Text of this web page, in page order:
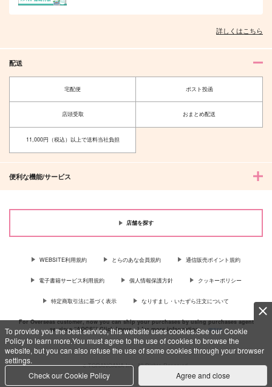
To provide you the best service, this website uses cookies.See our Cookie
Policy to learn more.You must agree to the use of cookies to browse the
website, but you can also refuse the use of some cookies through your browser
settings.
Check our Cookie Policy
Agree and close
デート行こ!
787円（税込）
乙骨憂太×禪院真希
サンプル
想ふ。 前編
五条悟×乙骨憂太
詳しくはこちら
配送
宅配便 ポスト投函
店頭受取 おまとめ配送
11,000円（税込）以上で送料当社負担
便利な機能/サービス
店舗を探す
WEBSITE利用規約 とらのあな会員規約 通信販売ポイント規約
電子書籍サービス利用規約 個人情報保護方針 クッキーポリシー
特定商取引法に基づく表示 なりすまし・いたずら注文について
For Overseas customer, now you can ship your purchases by using purchases agent
services “AOCS”! Click {more…} for more information …more
c TORANOANA Inc, All Rights Reserved.